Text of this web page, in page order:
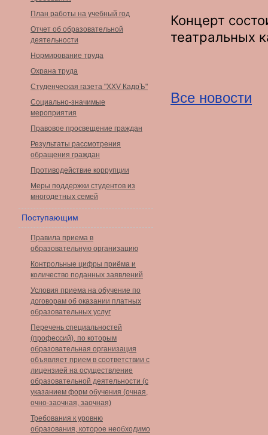
План работы на учебный год
Отчет об образовательной
деятельности
Нормирование труда
Охрана труда
Студенческая газета "XXV КадрЪ"
Социально-значимые
мероприятия
Правовое просвещение граждан
Результаты рассмотрения
обращения граждан
Противодействие коррупции
Меры поддержки студентов из
многодетных семей
Поступающим
Правила приема в
образовательную организацию
Контрольные цифры приёма и
количество поданных заявлений
Условия приема на обучение по
договорам об оказании платных
образовательных услуг
Перечень специальностей
(профессий), по которым
образовательная организация
объявляет прием в соответствии с
лицензией на осуществление
образовательной деятельности (с
указанием форм обучения (очная,
очно-заочная, заочная)
Требования к уровню
образования, которое необходимо
Концерт
театральных
Все новости